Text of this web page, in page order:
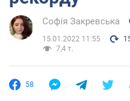
Софія Закревська
15.01.2022 11:55
7,4 т.
58